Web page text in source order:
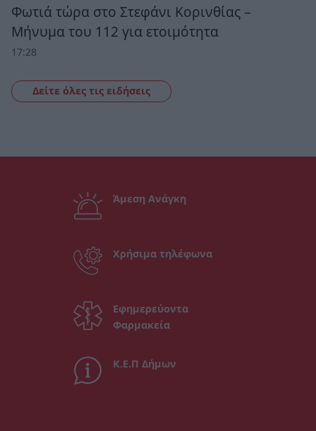
Φωτιά τώρα στο Στεφάνι Κορινθίας –
Μήνυμα του 112 για ετοιμότητα
17:28
Δείτε όλες τις ειδήσεις
Άμεση Ανάγκη
Χρήσιμα τηλέφωνα
Εφημερεύοντα
Φαρμακεία
Κ.Ε.Π Δήμων